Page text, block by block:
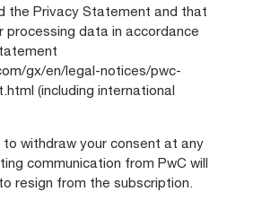
the Privacy Statement and that
processing data in accordance
gx/en/legal-notices/pwc-
(including international
to withdraw your consent at any
communication from PwC will
resign from the subscription.